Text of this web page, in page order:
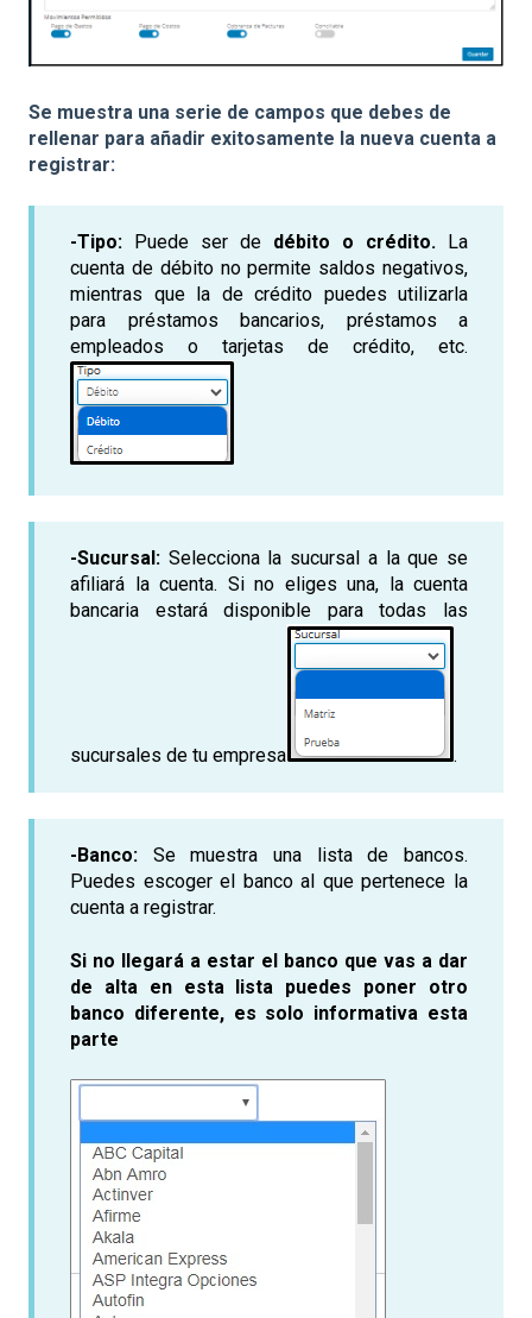
Se muestra una serie de campos que debes de
rellenar para añadir exitosamente la nueva cuenta a
registrar:
-Tipo: Puede ser de débito o crédito. La
cuenta de débito no permite saldos negativos,
mientras que la de crédito puedes utilizarla
para préstamos bancarios, préstamos a
empleados o tarjetas de crédito, etc.
-Sucursal: Selecciona la sucursal a la que se
afiliará la cuenta. Si no eliges una, la cuenta
bancaria estará disponible para todas las
sucursales de tu empresa .
-Banco: Se muestra una lista de bancos.
Puedes escoger el banco al que pertenece la
cuenta a registrar.
Si no llegará a estar el banco que vas a dar
de alta en esta lista puedes poner otro
banco diferente, es solo informativa esta
parte